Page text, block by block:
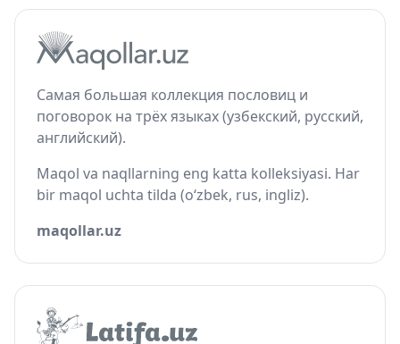
Самая большая коллекция пословиц и
поговорок на трёх языках (узбекский, русский,
английский).
Maqol va naqllarning eng katta kolleksiyasi. Har
bir maqol uchta tilda (o‘zbek, rus, ingliz).
maqollar.uz